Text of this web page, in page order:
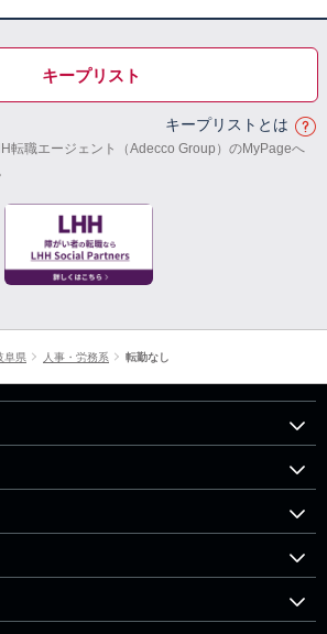
キープリスト
キープリストとは
転職エージェント（Adecco Group）のMyPageへ
阜県 人事・労務系 転勤なし